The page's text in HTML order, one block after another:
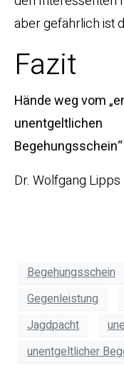
aber gefährlich ist
Fazit
Hände weg vom
unentgeltlichen
Dr. Wolfgang Lipps
Begehungsschein
Gegenleistung
Jagdpacht
unentgeltlicher